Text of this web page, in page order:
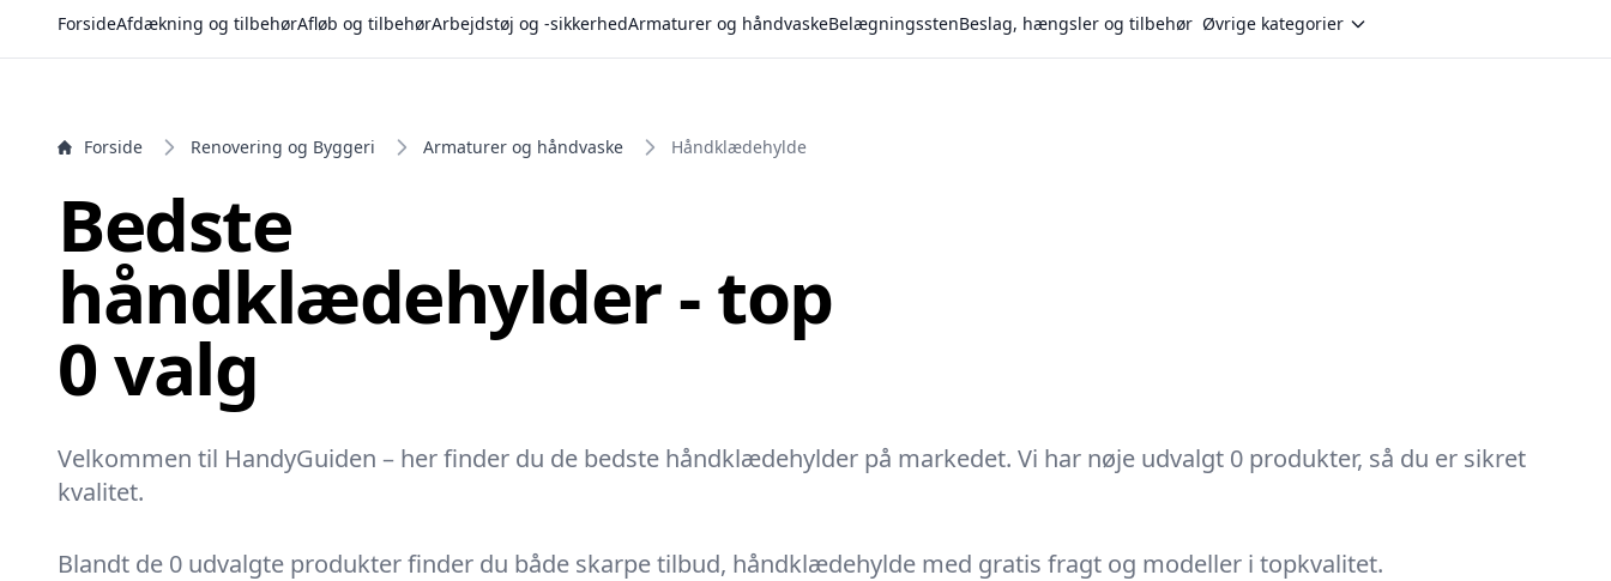
ForsideAfdækning og tilbehørAfløb og tilbehørArbejdstøj og -sikkerhedArmaturer og håndvaskeBelægningsstenBeslag, hængsler og tilbehør Øvrige kategorier
Forside Renovering og Byggeri Armaturer og håndvaske Håndklædehylde
Bedste
håndklædehylder - top
0 valg
Velkommen til HandyGuiden – her finder du de bedste håndklædehylder på markedet. Vi har nøje udvalgt 0 produkter, så du er sikret
kvalitet.
Blandt de 0 udvalgte produkter finder du både skarpe tilbud, håndklædehylde med gratis fragt og modeller i topkvalitet.